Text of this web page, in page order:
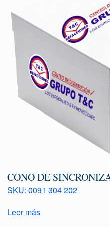
CONO DE
SKU: 0091 304 202
Leer más